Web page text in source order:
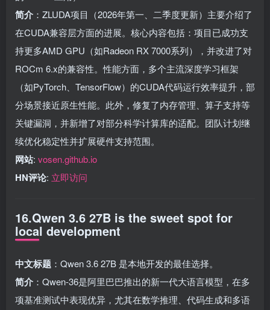
简介 ：ZLUDA项目（2026年第一、二季度更新）主要介绍了
在CUDA兼容层方面的进展。核心内容包括：项目已成功支
持更多AMD GPU（如Radeon RX 7000系列），并改进了对
ROCm 6.x的兼容性。性能方面，多个主流深度学习框架
（如PyTorch、TensorFlow）的CUDA代码运行效率提升，部
分场景接近原生性能。此外，修复了内存管理、算子支持等
关键漏洞，并新增了对部分科学计算库的适配。团队计划继
续优化稳定性并扩展硬件支持范围。
网站: vosen.github.io
HN评论: 立即访问
16.Qwen 3.6 27B is the sweet spot for
local development
中文标题 ：Qwen 3.6 27B 是本地开发的最佳选择。
简介 ：Qwen-36是阿里巴巴推出的新一代大语言模型，在多
项基准测试中表现优异，尤其在数学推理、代码生成和多语